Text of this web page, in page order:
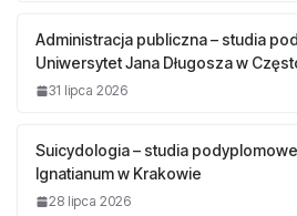
Administracja publiczna – studia
Uniwersytet Jana Długosza w
31 lipca 2026
Suicydologia – studia
Ignatianum w Krakowie
28 lipca 2026